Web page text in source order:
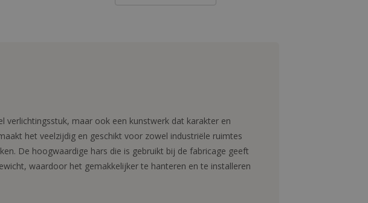
maar ook een kunstwerk dat karakter en
het veelzijdig en geschikt voor zowel industriële ruimtes
De hoogwaardige hars die is gebruikt bij de fabricage geeft
waardoor het gemakkelijker te hanteren en te installeren